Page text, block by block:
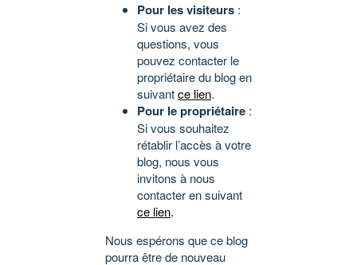
Pour les visiteurs :
Si vous avez des
questions, vous
pouvez contacter le
propriétaire du blog en
suivantce lien.
Pour le propriétaire :
Si vous souhaitez
rétablir l’accès à votre
blog, nous vous
invitons à nous
contacter en suivant
ce lien.
Nous espérons que ce blog
pourra être de nouveau